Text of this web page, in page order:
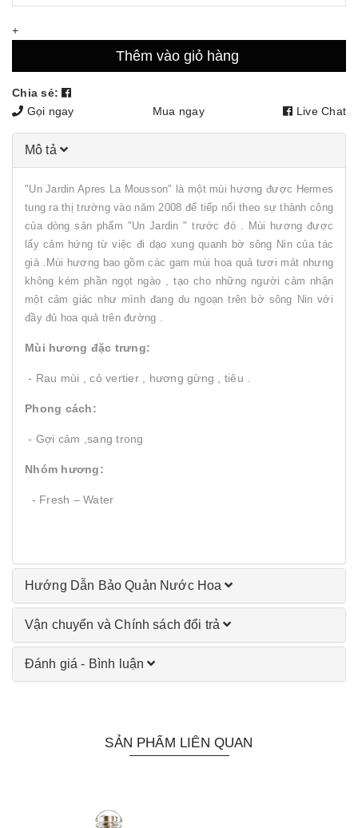
+
Thêm vào giỏ hàng
Chia sẻ:
Gọi ngay
Mua ngay Live Chat
Mô tả
"Un Jardin Apres La Mousson" là một mùi hương được Hermes
tung ra thị trường vào năm 2008 để tiếp nối theo sự thành công
của dòng sản phẩm "Un Jardin " trước đó . Mùi hương được
lấy cảm hứng từ việc đi dạo xung quanh bờ sông Nin của tác
giả .Mùi hương bao gồm các gam mùi hoa quả tươi mát nhưng
không kém phần ngọt ngào , tạo cho những người cảm nhận
một cảm giác như mình đang du ngoạn trên bờ sông Nin với
đầy đủ hoa quả trên đường .
Mùi hương đặc trưng:
- Rau mùi , cỏ vertier , hương gừng , tiêu .
Phong cách:
- Gợi cảm ,sang trong
Nhóm hương:
- Fresh – Water
Hướng Dẫn Bảo Quản Nước Hoa
Vận chuyển và Chính sách đổi trả
Đánh giá - Bình luận
SẢN PHẨM LIÊN QUAN